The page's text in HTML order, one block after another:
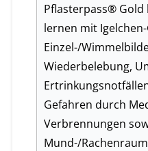
Pflasterpass®
lernen mit
Einzel-/
Wiederbelebung,
Gefahren durch
Verbrennungen
Mund-/